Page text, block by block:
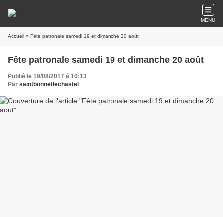
MENU
Accueil » Fête patronale samedi 19 et dimanche 20 août
Fête patronale samedi 19 et dimanche 20 août
Publié le 19/08/2017 à 10:13
Par saintbonnetlechastel